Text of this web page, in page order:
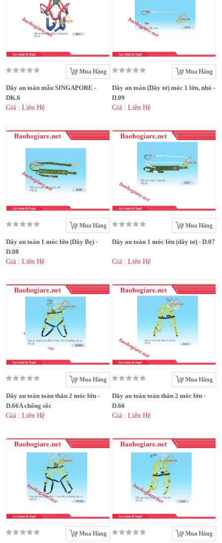
Mua Hàng
Dây an toàn mẫu SINGAPORE -
DK.6
Giá : Liên Hệ
Mua Hàng
Dây an toàn (Dây tơ) móc 1 lớn, nhỏ -
D.09
Giá : Liên Hệ
Mua Hàng
Dây an toàn 1 móc lớn (Dây Bẹ) -
D.08
Giá : Liên Hệ
Mua Hàng
Dây an toàn 1 móc lớn (dây tơ) - D.07
Giá : Liên Hệ
Mua Hàng
Dây an toàn toàn thân 2 móc lớn -
D.66A chống sốc
Giá : Liên Hệ
Mua Hàng
Dây an toàn toàn thân 2 móc lớn -
D.66
Giá : Liên Hệ
Mua Hàng Mua Hàng